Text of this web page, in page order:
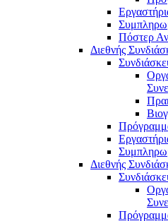
Πόστερ
Διεθνής
Διεθνής